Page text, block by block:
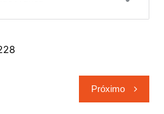
Próximo